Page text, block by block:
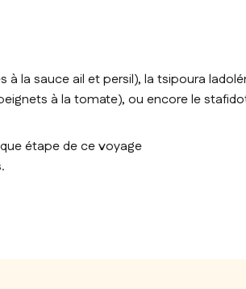
à la sauce ail et persil), la tsipoura
à la tomate), ou encore le
étape de ce voyage